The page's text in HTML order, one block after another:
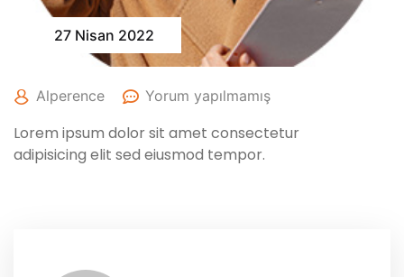
27 Nisan 2022
Alperence Yorum yapılmamış
Lorem ipsum dolor sit amet consectetur
adipisicing elit sed eiusmod tempor.